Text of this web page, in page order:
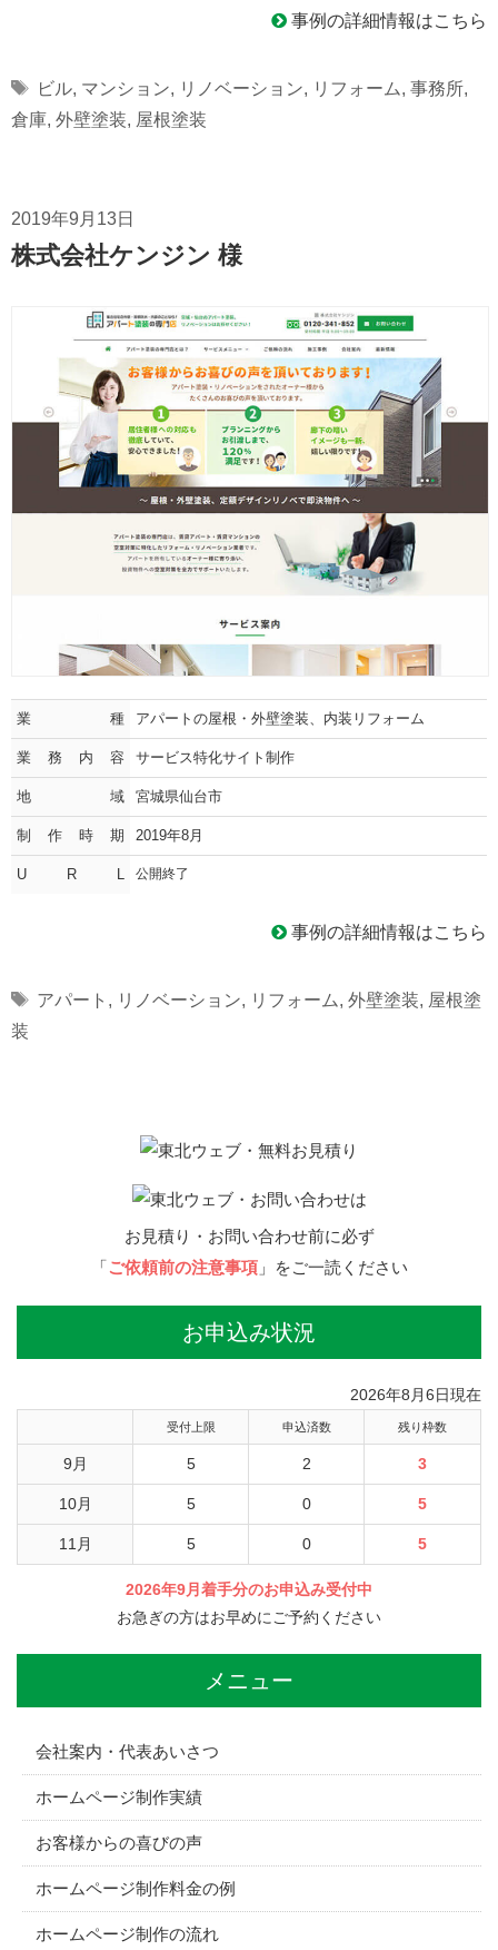
事例の詳細情報はこちら
Tags
ビル, マンション, リノベーション, リフォーム, 事務所,
倉庫, 外壁塗装, 屋根塗装
2019年9月13日
株式会社ケンジン 様
業種 アパートの屋根・外壁塗装、内装リフォーム
業務内容 サービス特化サイト制作
地域 宮城県仙台市
制作時期 2019年8月
U R L 公開終了
事例の詳細情報はこちら
Tags
アパート , リノベーション, リフォーム, 外壁塗装, 屋根塗
装
お見積り・お問い合わせ前に必ず
「ご依頼前の注意事項」をご一読ください
お申込み状況
2026年8月6日現在
受付上限 申込済数 残り枠数
9月 5 2 3
10月 5 0 5
11月 5 0 5
2026年9月着手分のお申込み受付中
お急ぎの方はお早めにご予約ください
メニュー
会社案内・代表あいさつ
ホームページ制作実績
お客様からの喜びの声
ホームページ制作料金の例
ホームページ制作の流れ